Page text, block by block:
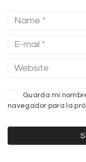
Guarda mi
navegador para la